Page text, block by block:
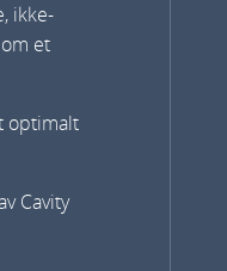
ikke-
et
optimalt
Cavity